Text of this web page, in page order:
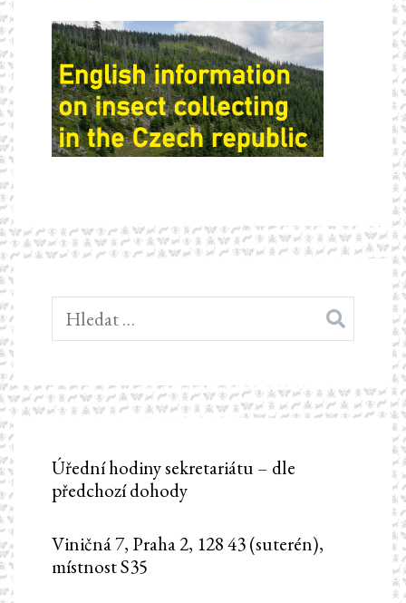
Vyhledávání
Úřední hodiny sekretariátu – dle
předchozí dohody
Viničná 7, Praha 2, 128 43 (suterén),
místnost S35